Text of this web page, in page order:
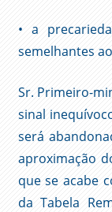
• a
semelhantes
Sr. Primeiro-
sinal
será
aproximação
que se acabe
da Tabela